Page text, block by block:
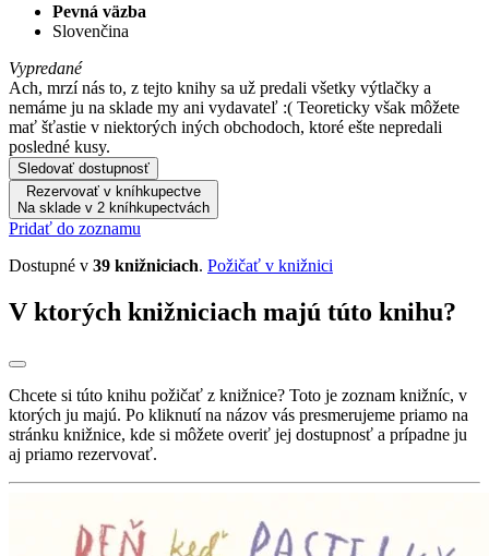
Pevná väzba
Slovenčina
Vypredané
Ach, mrzí nás to, z tejto knihy sa už predali všetky výtlačky a
nemáme ju na sklade my ani vydavateľ :( Teoreticky však môžete
mať šťastie v niektorých iných obchodoch, ktoré ešte nepredali
posledné kusy.
Sledovať dostupnosť
Rezervovať v kníhkupectve
Na sklade v 2 kníhkupectvách
Pridať do zoznamu
Dostupné v 39 knižniciach. Požičať v knižnici
V ktorých knižniciach majú túto knihu?
Chcete si túto knihu požičať z knižnice? Toto je zoznam knižníc, v
ktorých ju majú. Po kliknutí na názov vás presmerujeme priamo na
stránku knižnice, kde si môžete overiť jej dostupnosť a prípadne ju
aj priamo rezervovať.